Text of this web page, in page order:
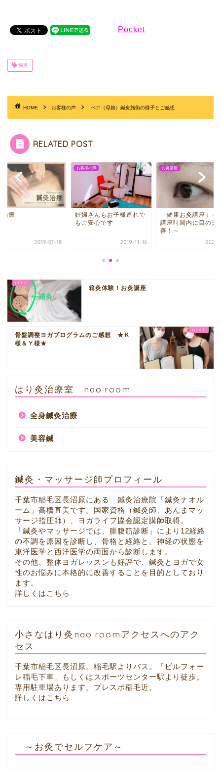
Pocket
鍼灸
HOME お客様の声 ペア（母娘）鍼灸施術の様子とご感想
RELATED POST
治療
2019-07-18
お客様の声
妊婦さんもお子様連れで
もご安心です
2019-11-16
お灸講座
「健康お灸講座」～
講座時間内に目の充
善！～
2020-
箱灸体験！お灸講座
骨盤調整ヨガプログラムのご感想 ★Ｋ
様＆Ｙ様★
はり灸治療室 nao.room
全身鍼灸治療
美容鍼
鍼灸・マッサージ師プロフィール
千葉市稲毛区長沼原にある 鍼灸治療院「鍼灸ナオル
ーム」高橋直美です。国家資格（鍼灸師、あんまマッ
サージ指圧師）、ヨガライフ協会認定講師取得。
「鍼灸やマッサージでは、腓腹筋診断」により12経絡
の不調を原因を診断し、骨格と経絡と、神経の状態を
東洋医学と西洋医学の両面から診断します。
その他、整体ヨガレッスンも好評で、鍼灸とヨガで女
性のお悩みに本格的に改善することを目的としており
ます。
詳しくはこちら
小さなはり灸nao.roomアクセスへのアク
セス
千葉市稲毛区長沼原。稲毛駅よりバス。「ビルフォー
レ稲毛下車」もしくはスポーツセンター駅より徒歩。
専用駐車場あります。プレスポ稲毛近。
詳しくはこちら
～お灸でセルフケア～